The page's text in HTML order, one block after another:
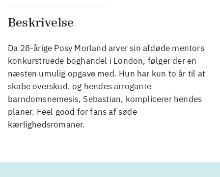
Beskrivelse
Da 28-årige Posy Morland arver sin afdøde mentors
konkurstruede boghandel i London, følger der en
næsten umulig opgave med. Hun har kun to år til at
skabe overskud, og hendes arrogante
barndomsnemesis, Sebastian, komplicerer hendes
planer. Feel good for fans af søde
kærlighedsromaner.